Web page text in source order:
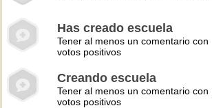
Has creado escuela
Tener al menos un comentario con
votos positivos
Creando escuela
Tener al menos un comentario con
votos positivos